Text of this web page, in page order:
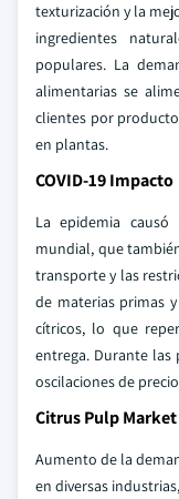
texturización y la
ingredientes
populares. La
alimentarias se
clientes por
en plantas.
COVID-19 Impacto
La epidemia
mundial, que
transporte y las
de materias primas
cítricos, lo que
entrega. Durante las
oscilaciones de
Citrus Pulp
Aumento de la
en diversas